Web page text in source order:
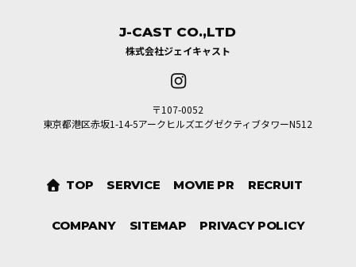
J-CAST CO.,LTD
株式会社ジェイキャスト
〒107-0052
東京都港区赤坂1-14-5アークヒルズエグゼクティブタワーN512
TOP
SERVICE
MOVIE PR
RECRUIT
COMPANY
SITEMAP
PRIVACY POLICY